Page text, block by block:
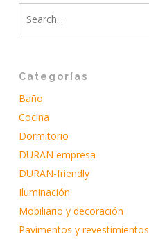
Categorías
Baño
Cocina
Dormitorio
DURAN empresa
DURAN-friendly
Iluminación
Mobiliario y decoración
Pavimentos y revestimientos